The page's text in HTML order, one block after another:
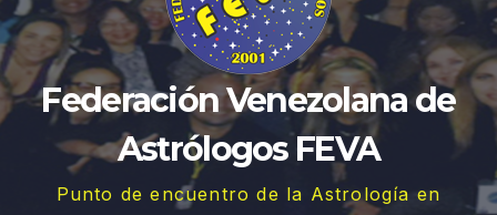
Federación Venezolana de
Astrólogos FEVA
Punto de encuentro de la Astrología en